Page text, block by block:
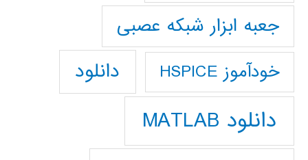
جعبه ابزار شبکه عصبی
خودآموز HSPICE دانلود
دانلود MATLAB